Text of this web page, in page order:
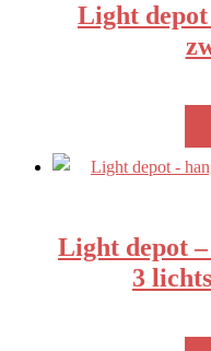
Light
Light depot
3